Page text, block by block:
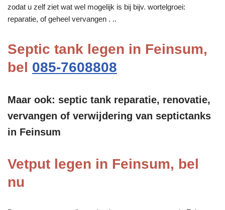
zodat u zelf ziet wat wel mogelijk is bij bijv. wortelgroei:
reparatie, of geheel vervangen . ..
Septic tank legen in Feinsum,
bel 085-7608808
Maar ook: septic tank reparatie, renovatie,
vervangen of verwijdering van septictanks
in Feinsum
Vetput legen in Feinsum, bel
nu